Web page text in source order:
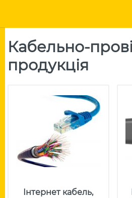
Кабельно-
продукція
Інтернет кабель,